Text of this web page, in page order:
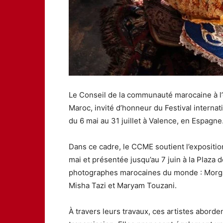
Le Conseil de la communauté marocaine à
Maroc, invité d’honneur du Festival
du 6 mai au 31 juillet à Valence, en
Dans ce cadre, le CCME soutient
mai et présentée jusqu’au 7 juin à la
photographes marocaines du monde :
Misha Tazi et Maryam Touzani.
À travers leurs travaux, ces artistes